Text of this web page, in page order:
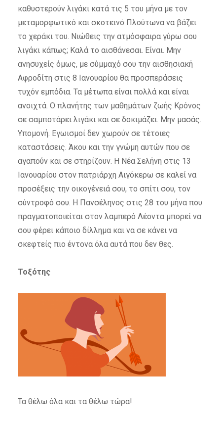
καθυστερούν λιγάκι κατά τις 5 του μήνα με τον
μεταμορφωτικό και σκοτεινό Πλούτωνα να βάζει
το χεράκι του. Νιώθεις την ατμόσφαιρα γύρω σου
λιγάκι κάπως; Καλά το αισθάνεσαι. Είναι. Μην
ανησυχείς όμως, με σύμμαχό σου την αισθησιακή
Αφροδίτη στις 8 Ιανουαρίου θα προσπεράσεις
τυχόν εμπόδια. Τα μέτωπα είναι πολλά και είναι
ανοιχτά. Ο πλανήτης των μαθημάτων ζωής Κρόνος
σε σαμποτάρει λιγάκι και σε δοκιμάζει. Μην μασάς.
Υπομονή. Εγωισμοί δεν χωρούν σε τέτοιες
καταστάσεις. Άκου και την γνώμη αυτών που σε
αγαπούν και σε στηρίζουν. Η Νέα Σελήνη στις 13
Ιανουαρίου στον πατριάρχη Αιγόκερω σε καλεί να
προσέξεις την οικογένειά σου, το σπίτι σου, τον
σύντροφό σου. Η Πανσέληνος στις 28 του μήνα που
πραγματοποιείται στον λαμπερό Λέοντα μπορεί να
σου φέρει κάποιο δίλλημα και να σε κάνει να
σκεφτείς πιο έντονα όλα αυτά που δεν θες.
Τοξότης
Τα θέλω όλα και τα θέλω τώρα!